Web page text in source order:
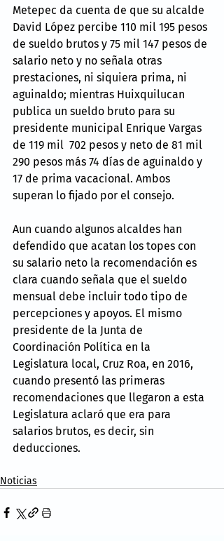
Metepec da cuenta de que su alcalde
David López percibe 110 mil 195 pesos
de sueldo brutos y 75 mil 147 pesos de
salario neto y no señala otras
prestaciones, ni siquiera prima, ni
aguinaldo; mientras Huixquilucan
publica un sueldo bruto para su
presidente municipal Enrique Vargas
de 119 mil  702 pesos y neto de 81 mil
290 pesos más 74 días de aguinaldo y
17 de prima vacacional. Ambos
superan lo fijado por el consejo.
Aun cuando algunos alcaldes han
defendido que acatan los topes con
su salario neto la recomendación es
clara cuando señala que el sueldo
mensual debe incluir todo tipo de
percepciones y apoyos. El mismo
presidente de la Junta de
Coordinación Política en la
Legislatura local, Cruz Roa, en 2016,
cuando presentó las primeras
recomendaciones que llegaron a esta
Legislatura aclaró que era para
salarios brutos, es decir, sin
deducciones.
Noticias